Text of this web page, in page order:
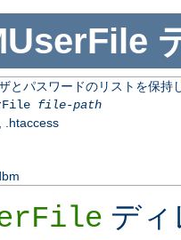
とパスワードのリストを保
file-path
.htaccess
デ